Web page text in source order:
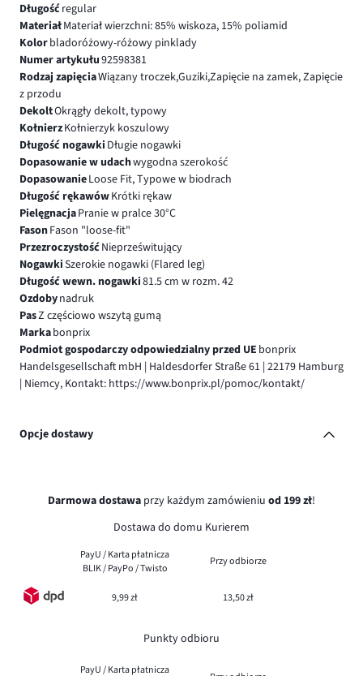
Długośćregular
MateriałMateriał wierzchni: 85% wiskoza, 15% poliamid
Kolorbladoróżowy-różowy pinklady
Numer artykułu92598381
Rodzaj zapięciaWiązany troczek,Guziki,Zapięcie na zamek, Zapięcie
z przodu
DekoltOkrągły dekolt, typowy
KołnierzKołnierzyk koszulowy
Długość nogawki Długie nogawki
Dopasowanie w udachwygodna szerokość
DopasowanieLoose Fit, Typowe w biodrach
Długość rękawówKrótki rękaw
PielęgnacjaPranie w pralce 30°C
FasonFason "loose-fit"
PrzezroczystośćNieprześwitujący
NogawkiSzerokie nogawki (Flared leg)
Długość wewn. nogawki81.5 cm w rozm. 42
Ozdobynadruk
PasZ częściowo wszytą gumą
Markabonprix
Podmiot gospodarczy odpowiedzialny przed UE bonprix
Handelsgesellschaft mbH | Haldesdorfer Straße 61 | 22179 Hamburg
| Niemcy, Kontakt: https://www.bonprix.pl/pomoc/kontakt/
Opcje dostawy
Darmowa dostawa przy każdym zamówieniu od 199 zł!
Dostawa do domu Kurierem
PayU / Karta płatnicza
BLIK / PayPo / Twisto
Przy odbiorze
9,99 zł 13,50 zł
Punkty odbioru
PayU / Karta płatnicza